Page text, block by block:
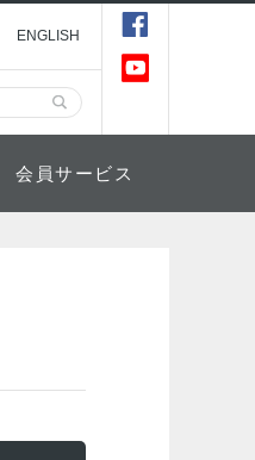
ENGLISH
会員サービス